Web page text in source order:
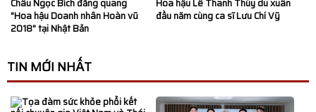
04/02/2024
Trình diễn Fashion show Ngày Hội Văn Hóa 2024, ngày 4//2/2024
+1
Vedette Siêu Mẫu Nhí Tài Năng 2024
+1
Châu Ngọc Bích đăng quang
"Hoa hậu Doanh nhân Hoàn vũ
2018" tại Nhật Bản
Hoa hậu Lê Thanh Thúy du xuân
đầu năm cùng ca sĩ Lưu Chí Vỹ
TIN MỚI NHẤT